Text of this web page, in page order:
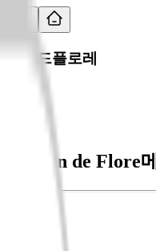
메종드플로레
Maison de Flore